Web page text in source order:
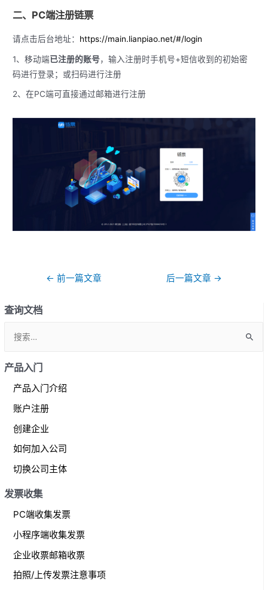
查询文档
a
产品入门
产品入门介绍
账户注册
创建企业
如何加入公司
切换公司主体
发票收集
PC端收集发票
小程序端收集发票
企业收票邮箱收票
拍照/上传发票注意事项
二、PC端注册链票
请点击后台地址： https://main.lianpiao.net/#/login
1、移动端已注册的账号，输入注册时手机号+短信收到的初始密
码进行登录；或扫码进行注册
2、在PC端可直接通过邮箱进行注册
导
← 前一篇文章 后一篇文章 →